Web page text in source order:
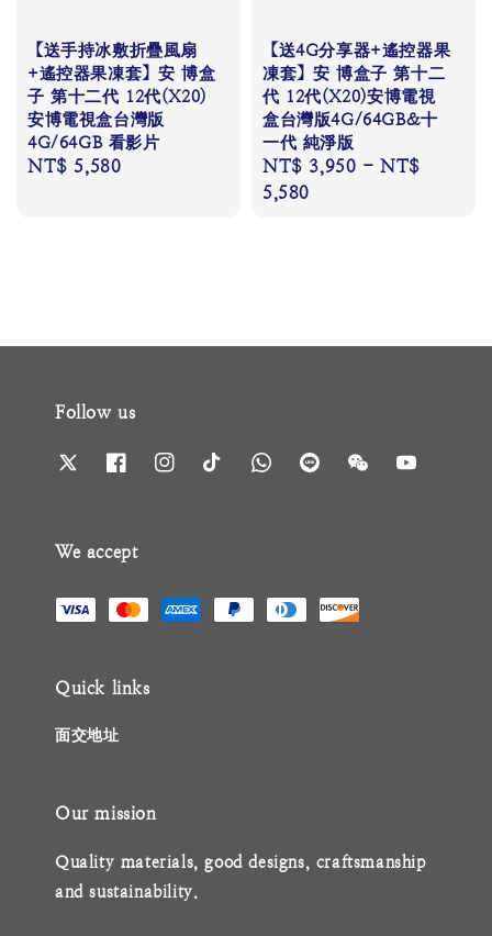
【送手持冰敷折疊風扇
+遙控器果凍套】安 博盒
子 第十二代 12代(X20)
安博電視盒台灣版
4G/64GB 看影片
Regular
NT$ 5,580
【送4G分享器+遙控器果
凍套】安 博盒子 第十二
代 12代(X20)安博電視
盒台灣版4G/64GB&十
一代 純淨版
Regular
price
NT$ 3,950 -NT$
5,580
Follow us
We accept
Quick links
面交地址
Our mission
Quality materials, good designs, craftsmanship
and sustainability.